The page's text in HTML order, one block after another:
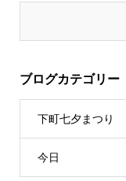
ブログカテゴリー
下町七夕まつり
今日